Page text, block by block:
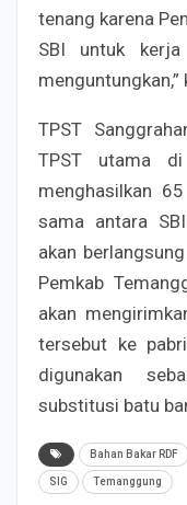
tenang karena
SBI untuk
menguntungkan,”
TPST
TPST utama di
menghasilkan
sama antara
akan
Pemkab
akan
tersebut ke
digunakan
substitusi batu
Bahan Bakar RDF
SIG Temanggung